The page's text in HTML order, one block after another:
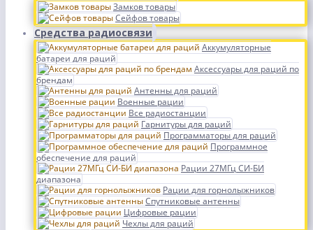
Замков товары
Сейфов товары
Средства радиосвязи
Аккумуляторные
батареи для раций
Аксессуары для раций по
брендам
Антенны для раций
Военные рации
Все радиостанции
Гарнитуры для раций
Программаторы для раций
Программное
обеспечение для раций
Рации 27МГц СИ-БИ
диапазона
Рации для горнолыжников
Спутниковые антенны
Цифровые рации
Чехлы для раций